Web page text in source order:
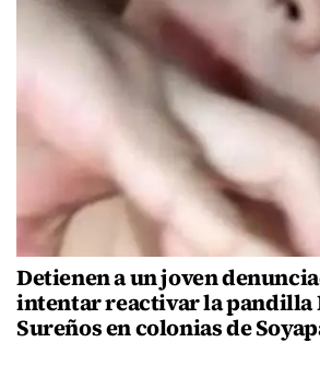
Detienen a un joven
intentar reactivar la pandilla
Sureños en colonias de